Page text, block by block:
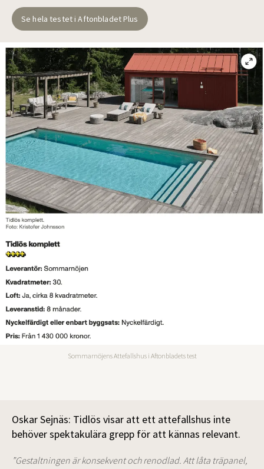
Se hela testet i Aftonbladet Plus
Sommarnöjens Attefallshus i Aftonbladets test
Oskar Sejnäs: Tidlös visar att ett attefallshus inte
behöver spektakulära grepp för att kännas relevant.
”Gestaltningen är konsekvent och renodlad. Att låta träpanel,